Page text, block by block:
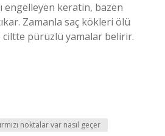
engelleyen keratin, bazen
Zamanla saç kökleri ölü
ciltte pürüzlü yamalar belirir.
noktalar var nasıl geçer